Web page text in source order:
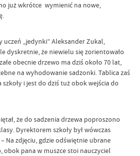
już wkrótce wymienić na nowe,
uczeń „jedynki” Aleksander Zukal,
dyskretnie, że niewielu się zorientowało
obecnie drzewo ma dziś około 70 lat,
na wyhodowanie sadzonki. Tablica zaś
i jest do dziś tuż obok wejścia do
że do sadzenia drzewa poproszono
Dyrektorem szkoły był wówczas
Na zdjęciu, gdzie odświętnie ubrane
obok pana w muszce stoi nauczyciel